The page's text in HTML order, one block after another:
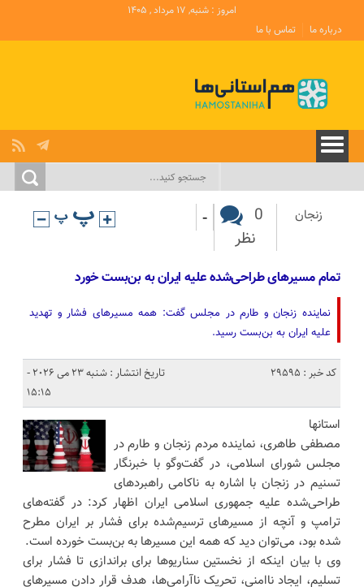
امروز : شنبه, ۱۷ مرداد , ۱۴۰۵
درباره ما
تماس با ما
زنجان
0
نظر
-
تمام مسیرهای طراحی‌شده علیه ایران به بن‌بست خورد
نماینده زنجان و طارم در مجلس گفت: همه مسیرهای فشار و تهدید
علیه ایران به بن‌بست رسید.
کد خبر : 29595
تاریخ انتشار : شنبه 23 می 2026 -
15:15
استانها
مصطفی طاهری، نماینده مردم زنجان و طارم در
مجلس شورای اسلامی، در گفت‌وگو با خبرنگار
تسنیم در زنجان با اشاره به ناکامی راهبردهای
طراحی‌شده علیه جمهوری اسلامی ایران اظهار کرد: در گفته‌های
ترامپ و آنچه از مسیرهای ترسیم‌شده برای فشار بر ایران مطرح
شده بود، می‌توان دید که همه این مسیرها به بن‌بست خورده است.
وی با بیان اینکه از نخستین سناریوها برای براندازی تا فشار برای
تسلیم، ایجاد ناامنی، تحریک ناآرامی‌ها، هدف قرار دادن مسیرهای